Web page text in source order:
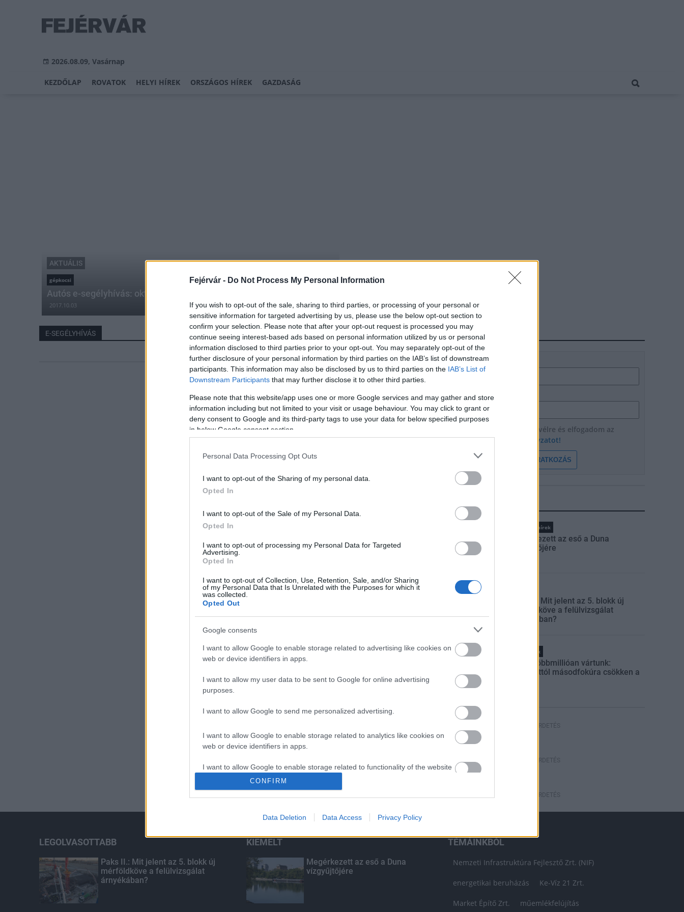
Fejérvár - Do Not Process My Personal Information
If you wish to opt-out of the sale, sharing to third parties, or processing of your personal or
sensitive information for targeted advertising by us, please use the below opt-out section to
confirm your selection. Please note that after your opt-out request is processed you may
continue seeing interest-based ads based on personal information utilized by us or personal
information disclosed to third parties prior to your opt-out. You may separately opt-out of the
further disclosure of your personal information by third parties on the IAB’s list of downstream
participants. This information may also be disclosed by us to third parties on the IAB’s List of
Downstream Participants that may further disclose it to other third parties.
Please note that this website/app uses one or more Google services and may gather and store
information including but not limited to your visit or usage behaviour. You may click to grant or
deny consent to Google and its third-party tags to use your data for below specified purposes
in below Google consent section.
Personal Data Processing Opt Outs
I want to opt-out of the Sharing of my personal data.
Opted In
I want to opt-out of the Sale of my Personal Data.
Opted In
I want to opt-out of processing my Personal Data for Targeted
Advertising.
Opted In
I want to opt-out of Collection, Use, Retention, Sale, and/or Sharing
of my Personal Data that Is Unrelated with the Purposes for which it
was collected.
Opted Out
Google consents
I want to allow Google to enable storage related to advertising like cookies on
web or device identifiers in apps.
I want to allow my user data to be sent to Google for online advertising
purposes.
I want to allow Google to send me personalized advertising.
I want to allow Google to enable storage related to analytics like cookies on
web or device identifiers in apps.
I want to allow Google to enable storage related to functionality of the website
I want to allow Google to enable storage related to personalization.
I want to allow Google to enable storage related to security, including
CONFIRM
Data Deletion Data Access Privacy Policy
2026.08.09, Vasárnap
KEZDŐLAP ROVATOK HELYI HÍREK ORSZÁGOS HÍREK GAZDASÁG
AKTUÁLIS
gépkocsi
Autós e-segélyhívás: október 1-től egységes szabályozás lépett életbe
2017.10.03
E-SEGÉLYHÍVÁS HÍRLEVÉL
Név
E-mail cím
Feliratkozom a hírlevélre és elfogadom az
adatvédelmi szabályzatot!
FELIRATKOZÁS
Országos hírek
Megérkezett az eső a Duna
vízgyűjtőjére
Paks II.: Mit jelent az 5. blokk új
mérföldköve a felülvizsgálat
árnyékában?
Helyi hírek
Amire többmillióan vártunk:
szombattól másodfokúra csökken a
HIRDETÉS
HIRDETÉS
HIRDETÉS
LEGOLVASOTTABB
Paks II.: Mit jelent az 5. blokk új
mérföldköve a felülvizsgálat
árnyékában?
KIEMELT
Megérkezett az eső a Duna
vízgyűjtőjére
TÉMÁINKBÓL
Nemzeti Infrastruktúra Fejlesztő Zrt. (NIF)
energetikai beruházás Ke-Víz 21 Zrt.
Market Építő Zrt. műemlékfelújítás